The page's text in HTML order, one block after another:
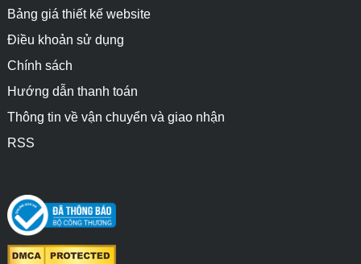
Bảng giá thiết kế website
Điều khoản sử dụng
Chính sách
Hướng dẫn thanh toán
Thông tin về vận chuyển và giao nhận
RSS